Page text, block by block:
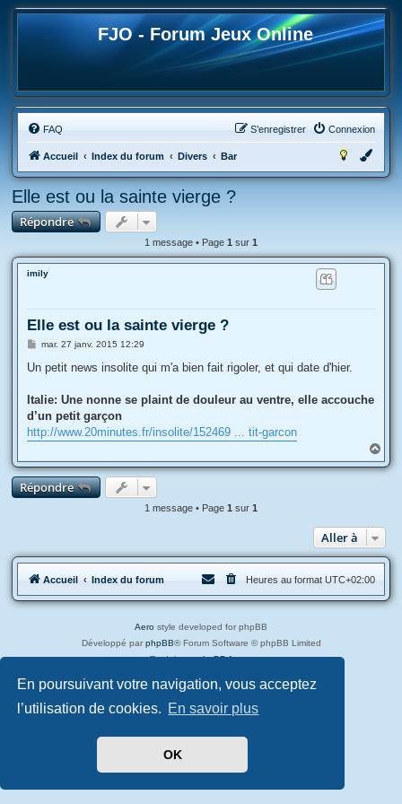
En poursuivant votre navigation, vous acceptez
l’utilisation de cookies. En savoir plus
OK
FJO - Forum Jeux Online
FAQ Connexion
S’enregistrer
Accueil Index du forum Divers Bar
Elle est ou la sainte vierge ?
Répondre
1 message • Page 1 sur 1
imily
Elle est ou la sainte vierge ?
M
s
g
mar. 27 janv. 2015 12:29
Un petit news insolite qui m'a bien fait rigoler, et qui date d'hier.
Italie: Une nonne se plaint de douleur au ventre, elle accouche
d’un petit garçon
http://www.20minutes.fr/insolite/152469 ... tit-garcon
a
u
Répondre
1 message • Page 1 sur 1
Aller à
Accueil Index du forum Heures au format UTC+02:00
Aero style developed for phpBB
Développé par phpBB® Forum Software © phpBB Limited
Traduit parphpBB-fr.com